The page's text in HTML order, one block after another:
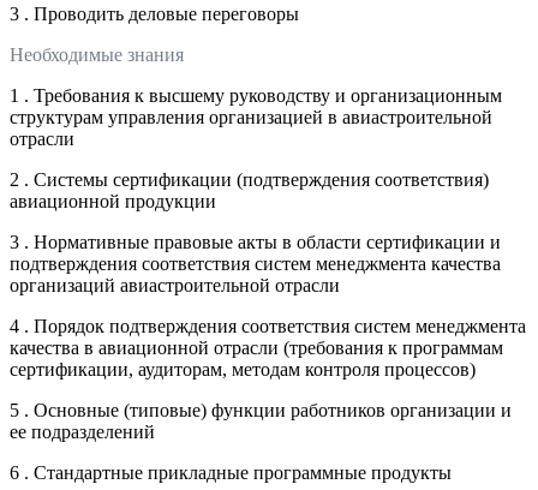
3 . Проводить деловые переговоры
Необходимые знания
1 . Требования к высшему руководству и организационным
структурам управления организацией в авиастроительной
отрасли
2 . Системы сертификации (подтверждения соответствия)
авиационной продукции
3 . Нормативные правовые акты в области сертификации и
подтверждения соответствия систем менеджмента качества
организаций авиастроительной отрасли
4 . Порядок подтверждения соответствия систем менеджмента
качества в авиационной отрасли (требования к программам
сертификации, аудиторам, методам контроля процессов)
5 . Основные (типовые) функции работников организации и
ее подразделений
6 . Стандартные прикладные программные продукты